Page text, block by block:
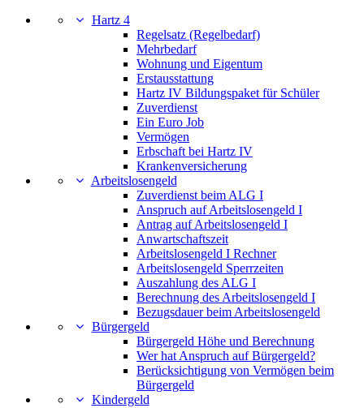
Hartz 4
Regelsatz (Regelbedarf)
Mehrbedarf
Wohnung und Eigentum
Erstausstattung
Hartz IV Bildungspaket für Schüler
Zuverdienst
Ein Euro Job
Vermögen
Erbschaft bei Hartz IV
Krankenversicherung
Arbeitslosengeld
Zuverdienst beim ALG I
Anspruch auf Arbeitslosengeld I
Antrag auf Arbeitslosengeld I
Anwartschaftszeit
Arbeitslosengeld I Rechner
Arbeitslosengeld Sperrzeiten
Auszahlung des ALG I
Berechnung des Arbeitslosengeld I
Bezugsdauer beim Arbeitslosengeld
Bürgergeld
Bürgergeld Höhe und Berechnung
Wer hat Anspruch auf Bürgergeld?
Berücksichtigung von Vermögen beim
Bürgergeld
Kindergeld